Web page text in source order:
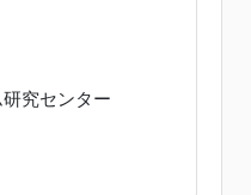
究センター